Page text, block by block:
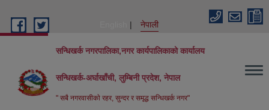
नेपाली
सन्धिखर्क नगरपालिका,नगर कार्यपालिकाको कार्यालय
सन्धिखर्क-अर्घाखाँची, लुम्बिनी प्रदेश, नेपाल
" सबै नगरवासीकाे रहर, सुन्दर र समृद्ध सन्धिखर्क नगर"